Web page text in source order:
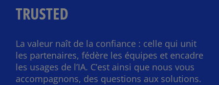
TRUSTED
La valeur naît de la confiance : celle qui unit
les partenaires, fédère les équipes et encadre
les usages de l’IA. C’est ainsi que nous vous
accompagnons, des questions aux solutions.​